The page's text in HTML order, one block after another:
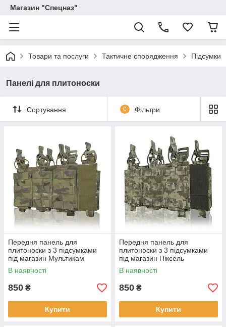
Магазин "Спецназ"
Товари та послуги Тактичне спорядження Підсумки
Панелі для плитоноски
Сортування 0 Фільтри
Передня панель для
плитоноски з 3 підсумками
під магазин Мультикам
В наявності
850 ₴
Купити
Передня панель для
плитоноски з 3 підсумками
під магазин Піксель
В наявності
850 ₴
Купити